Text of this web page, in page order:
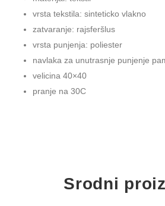
vrsta tekstila: sinteticko vlakno
zatvaranje: rajsferšlus
vrsta punjenja: poliester
navlaka za unutrasnje punjenje
velicina 40×40
pranje na 30C
Srodni